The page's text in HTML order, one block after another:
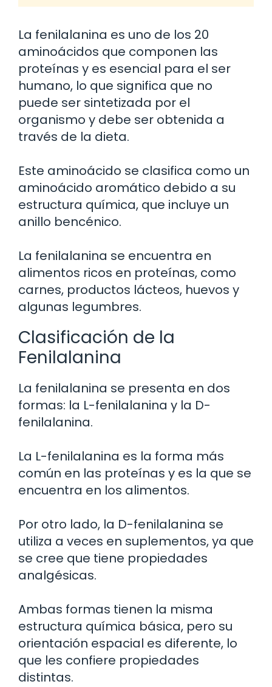
La fenilalanina es uno de los 20
aminoácidos que componen las
proteínas y es esencial para el ser
humano, lo que significa que no
puede ser sintetizada por el
organismo y debe ser obtenida a
través de la dieta.
Este aminoácido se clasifica como un
aminoácido aromático debido a su
estructura química, que incluye un
anillo bencénico.
La fenilalanina se encuentra en
alimentos ricos en proteínas, como
carnes, productos lácteos, huevos y
algunas legumbres.
Clasificación de la
Fenilalanina
La fenilalanina se presenta en dos
formas: la L-fenilalanina y la D-
fenilalanina.
La L-fenilalanina es la forma más
común en las proteínas y es la que se
encuentra en los alimentos.
Por otro lado, la D-fenilalanina se
utiliza a veces en suplementos, ya que
se cree que tiene propiedades
analgésicas.
Ambas formas tienen la misma
estructura química básica, pero su
orientación espacial es diferente, lo
que les confiere propiedades
distintas.